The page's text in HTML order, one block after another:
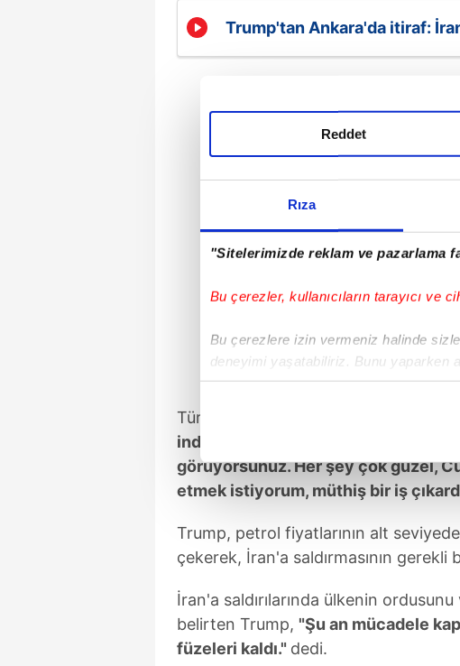
Rıza
"Sitelerimizde reklam ve pazarlama
Bu çerezler, kullanıcıların tarayıcı ve
Bu çerezlere izin vermeniz halinde
deneyimi yaşatabiliriz. Bunu yaparken
içerikleri sunabilmek adına elimizden
Sizlere daha iyi bir hizmet sunabilmek
amacıyla kullanılmaktadır. Diğer
reklam/pazarlama faaliyetlerinin
Çerezlere ilişkin tercihlerinizi aşağıda
butonuna tıklayabilir,Çerez
Reddet
Trump'tan Ankara'da itiraf:
Türkiye'nin güçlü bir orduya sahip
indiğiniz an havalimanına
görüyorsunuz. Her şey çok güzel,
etmek istiyorum, müthiş bir iş
Trump, petrol fiyatlarının alt
çekerek, İran'a saldırmasının
İran'a saldırılarında ülkenin
belirten Trump, "Şu an mücadele
füzeleri kaldı." dedi.